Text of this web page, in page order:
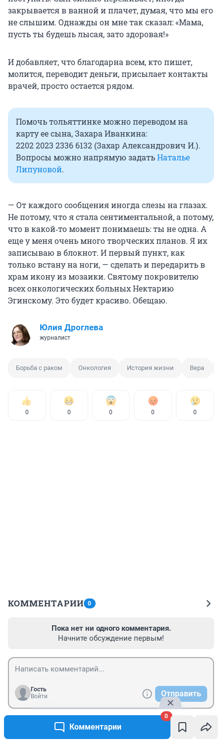
Комментарии
0
закрывается в ванной и плачет, думая, что мы его
не слышим. Однажды он мне так сказал: «Мама,
пусть ты будешь лысая, зато здоровая!»
И добавляет, что благодарна всем, кто пишет,
молится, переводит деньги, присылает контакты
врачей, просто остается рядом.
Помочь тольяттинке можно переводом на
карту ее сына, Захара Иванкина:
2202 2023 2336 6132 (Захар Александрович И.).
Вопросы можно напрямую задатьНаталье
Липуновой.
— От каждого сообщения иногда слезы на глазах.
Не потому, что я стала сентиментальной, а потому,
что в какой‑то момент понимаешь: ты не одна. А
еще у меня очень много творческих планов. Я их
записываю в блокнот. И первый пункт, как
только встану на ноги, — сделать и передарить в
храм икону из мозаики. Святому покровителю
всех онкологических больных Нектарию
Эгинскому. Это будет красиво. Обещаю.
Юлия Дроглева
журналист
Борьба с раком Онкология История жизни Вера
0 0 0 0 0
КОММЕНТАРИИ 0
Пока нет ни одного комментария.
Начните обсуждение первым!
Гость
Войти
Отправить
Новости СМИ2